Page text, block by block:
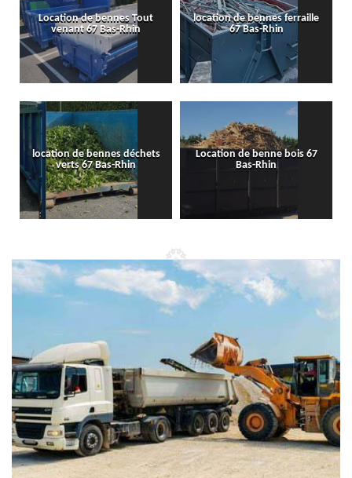
Location de bennes Tout
venant 67 Bas-Rhin
location de bennes ferraille
67 Bas-Rhin
location de bennes déchets
verts 67 Bas-Rhin
Location de benne bois 67
Bas-Rhin